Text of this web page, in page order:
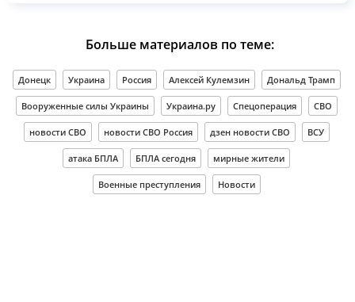
Больше материалов по теме:
Донецк Украина Россия Алексей Кулемзин Дональд Трамп
Вооруженные силы Украины Украина.ру Спецоперация СВО
новости СВО новости СВО Россия дзен новости СВО ВСУ
атака БПЛА БПЛА сегодня мирные жители
Военные преступления Новости